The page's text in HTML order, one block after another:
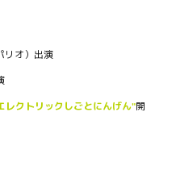
年も皆さん、本当にどうも
ン楽しかったです😊
リオ）出演
レクトリックしごとにんげん"開